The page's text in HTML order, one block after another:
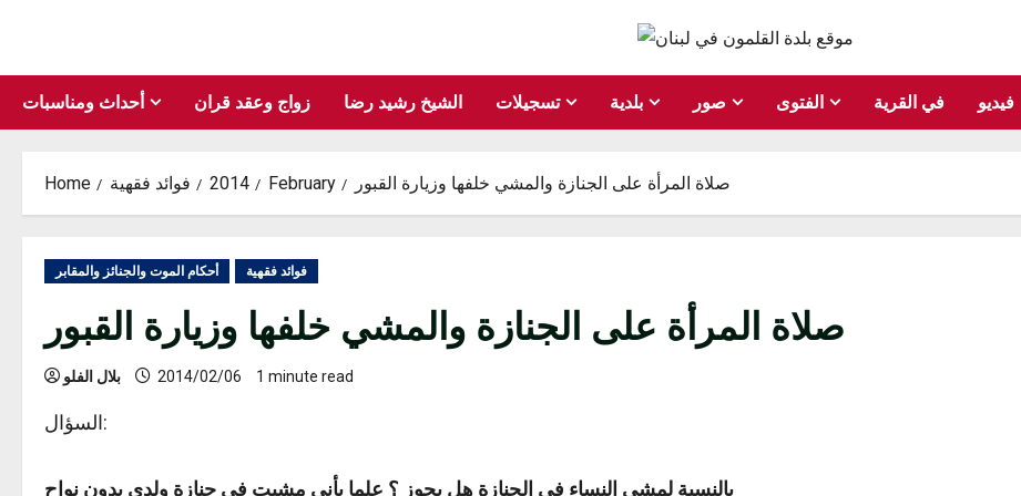
content
أحداث ومناسبات زواج وعقد قران الشيخ رشيد رضا تسجيلات بلدية صور الفتوى في القرية فيديو
Home فوائد فقهية 2014 February صلاة المرأة على الجنازة والمشي خلفها وزيارة القبور
أحكام الموت والجنائز والمقابر فوائد فقهية
صلاة المرأة على الجنازة والمشي خلفها وزيارة القبور
بلال الفلو 2014/02/06 1 minute read
السؤال:
بالنسبة لمشي النساء في الجنازة هل يجوز ؟ علما بأني مشيت في جنازة ولدي بدون نواح